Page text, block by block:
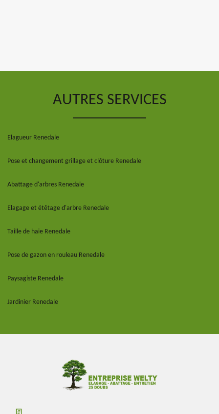
AUTRES SERVICES
Elagueur Renedale
Pose et changement grillage et clôture Renedale
Abattage d'arbres Renedale
Elagage et étêtage d'arbre Renedale
Taille de haie Renedale
Pose de gazon en rouleau Renedale
Paysagiste Renedale
Jardinier Renedale